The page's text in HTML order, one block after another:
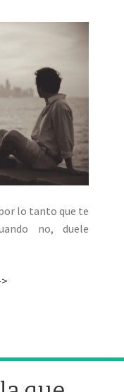
lo tanto que te
no, duele